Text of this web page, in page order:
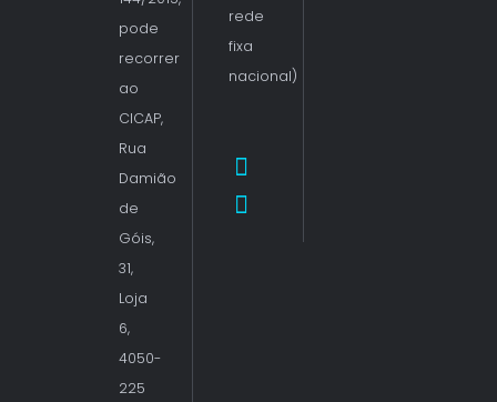
pode
recorrer
ao
CICAP,
Rua
Damião
de
Góis,
31,
Loja
6,
4050-
225
rede
fixa
nacional)